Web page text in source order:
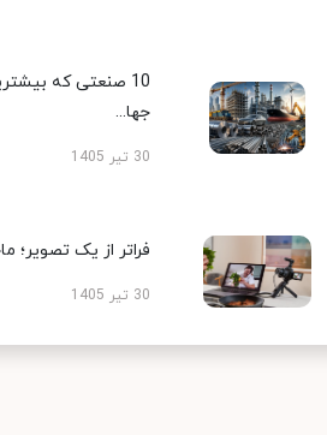
10 صنعتی که
جها...
30 تیر 1405
فراتر از یک تصویر؛
30 تیر 1405